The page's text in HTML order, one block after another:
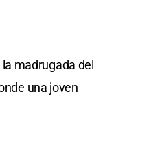
madrugada del
una joven